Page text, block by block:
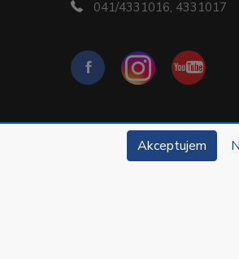
041/4331016, 4331017
Copyright © 2022 Hu-Fa
Akceptujem